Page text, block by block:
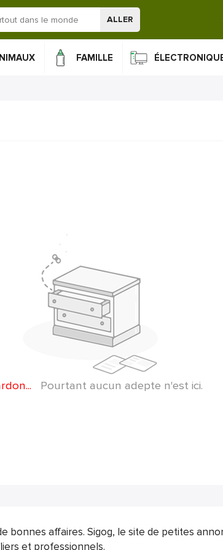
ALLER
FAMILLE
Pourtant aucun adepte n'est ici.
bonnes affaires. Sigog, le site de petites
et professionnels.